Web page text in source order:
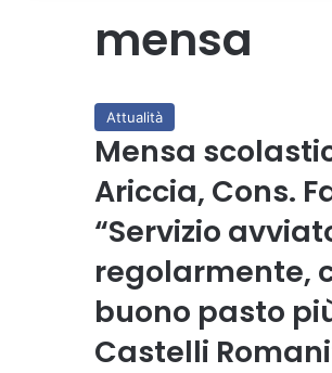
mensa
Attualità
Mensa
Ariccia, Cons.
“Servizio
regolarmente,
buono pasto
Castelli